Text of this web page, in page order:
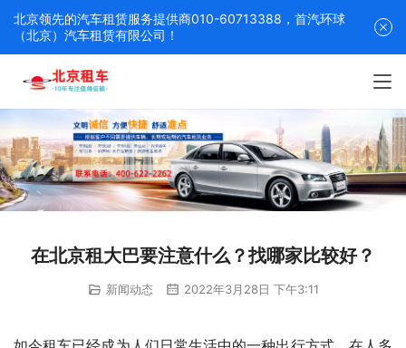
在北京租大巴要注意什么？找哪家比较好？
新闻动态 2022年3月28日 下午3:11
北京领先的汽车租赁服务提供商010-60713388，首汽环球
（北京）汽车租赁有限公司！